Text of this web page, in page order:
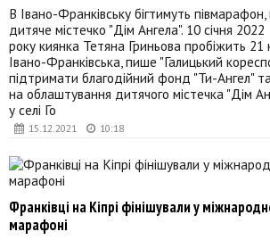
15.12.2021 10:18
В Івано-Франківську бігтимуть
дитяче містечко "Дім Ангела". 10 січня 2022
року киянка Тетяна Гриньова пробіжить 21
Івано-Франківська, пише "Галицький
підтримати благодійний фонд "Ти-Ангел"
на облаштування дитячого містечка "Дім
у селі Го
Франківці на Кіпрі фінішували у
марафоні